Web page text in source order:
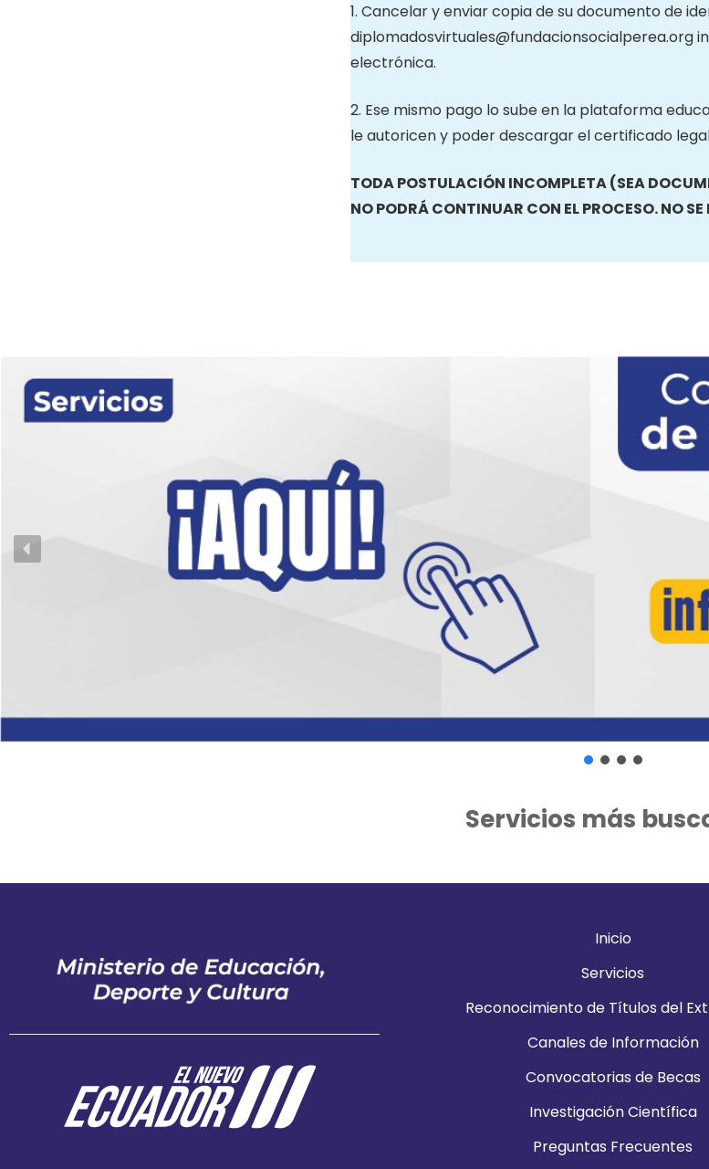
1. Cancelar y enviar copia de su documento de
diplomadosvirtuales@fundacionsocialperea.org
electrónica.
2. Ese mismo pago lo sube en la plataforma
le autoricen y poder descargar el certificado
TODA POSTULACIÓN INCOMPLETA (SEA
NO PODRÁ CONTINUAR CON EL PROCESO. NO
Servicios más
Inicio
Servicios
Reconocimiento de Títulos del
Canales de Información
Convocatorias de Becas
Investigación Científica
Preguntas Frecuentes